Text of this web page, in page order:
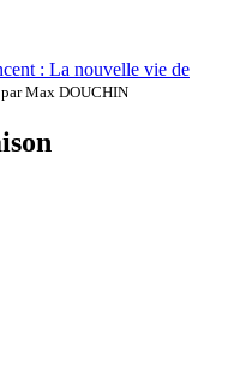
: La nouvelle vie de
Max DOUCHIN